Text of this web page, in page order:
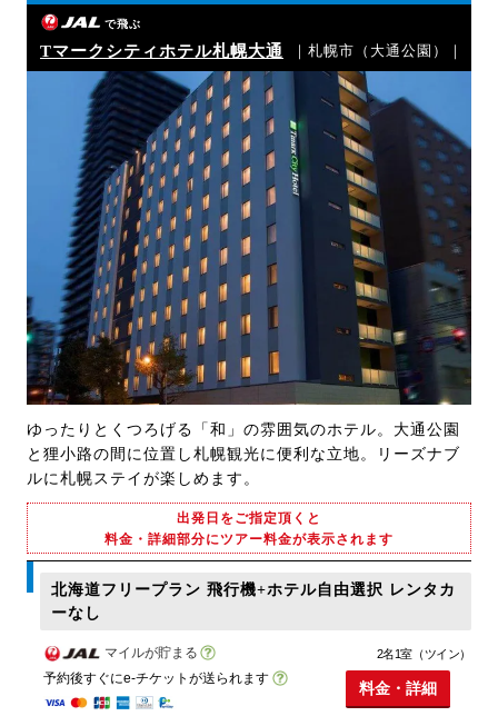
で飛ぶ
Tマークシティホテル札幌大通 ｜札幌市（大通公園）｜
ゆったりとくつろげる「和」の雰囲気のホテル。大通公園
と狸小路の間に位置し札幌観光に便利な立地。リーズナブ
ルに札幌ステイが楽しめます。
出発日をご指定頂くと
料金・詳細部分にツアー料金が表示されます
北海道フリープラン 飛行機+ホテル自由選択 レンタカ
ーなし
マイルが貯まる
予約後すぐにe-チケットが送られます
2名1室（ツイン）
料金・詳細